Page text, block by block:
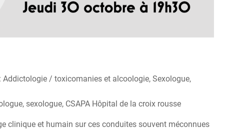
Addictologie / toxicomanies et alcoologie, Sexologue,
sexologue, CSAPA Hôpital de la croix rousse
clinique et humain sur ces conduites souvent méconnues